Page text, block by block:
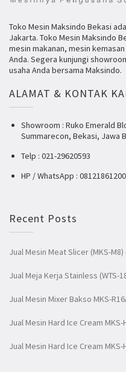
Toko Mesin Maksindo Bekasi
Jakarta. Toko Mesin Maksindo
mesin makanan, mesin
Anda. Segera kunjungi
usaha Anda bersama Maksindo.
ALAMAT & KONTAK
Showroom : Ruko Emerald
Summarecon, Bekasi, Jawa
Telp : 021-29620593
HP / WhatsApp :
Recent Posts
Jual Mesin Meat Slicer (MKS-
Jual Meja Kerja Stainless (WTS-
Jual Mesin Mixer Bakso MKS-
Jual Mesin Hard Ice Cream MKS-
Jual Mesin Hard Ice Cream MKS-